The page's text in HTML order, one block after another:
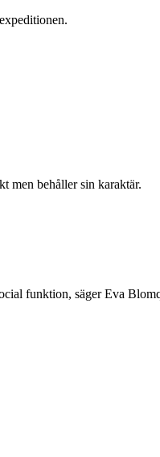
men behåller sin karaktär.
funktion, säger Eva